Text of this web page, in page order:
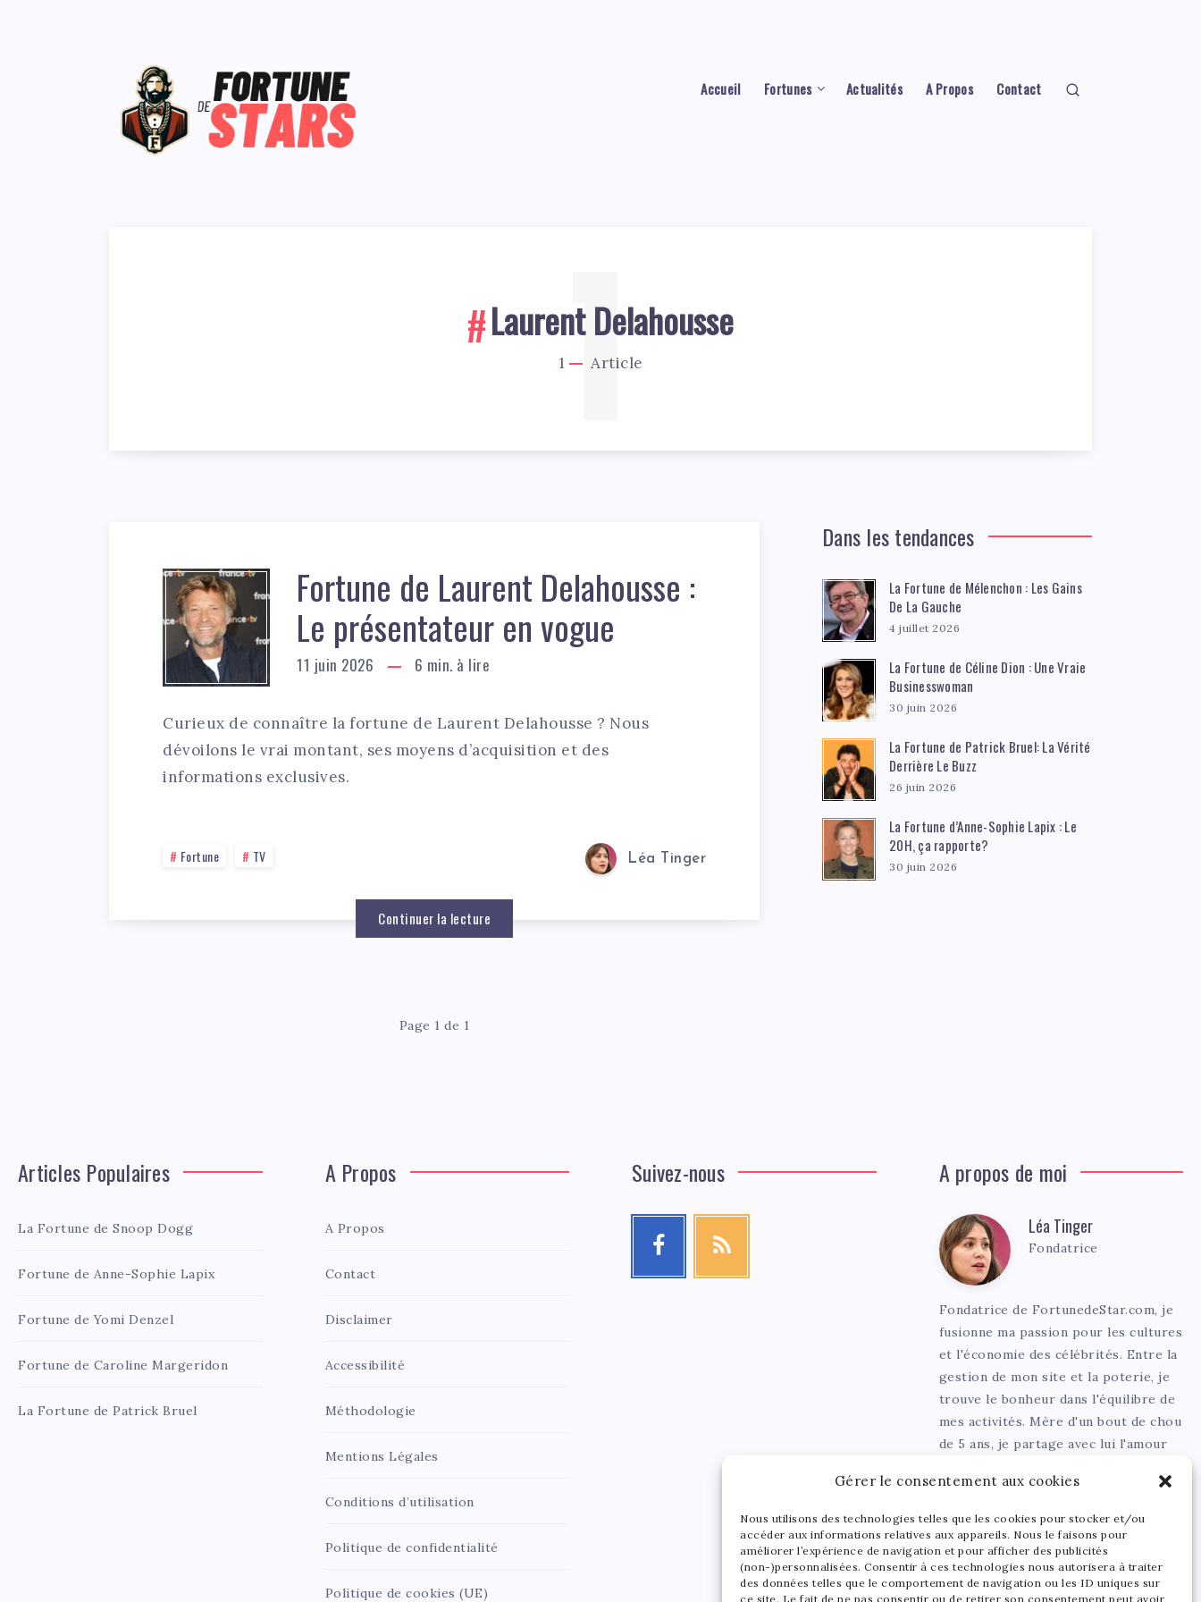
Gérer le consentement aux cookies
Nous utilisons des technologies telles que les cookies pour stocker et/ou
accéder aux informations relatives aux appareils. Nous le faisons pour
améliorer l’expérience de navigation et pour afficher des publicités
(non-)personnalisées. Consentir à ces technologies nous autorisera à traiter
des données telles que le comportement de navigation ou les ID uniques sur
ce site. Le fait de ne pas consentir ou de retirer son consentement peut avoir
Accueil Fortunes Actualités A Propos Contact
Laurent Delahousse
1 Article
1
Fortune de Laurent Delahousse :
Le présentateur en vogue
11 juin 2026 6 min. à lire
Curieux de connaître la fortune de Laurent Delahousse ? Nous
dévoilons le vrai montant, ses moyens d’acquisition et des
informations exclusives.
Fortune TV Léa Tinger
Continuer la lecture
Page 1 de 1
Dans les tendances
La Fortune de Mélenchon : Les Gains
De La Gauche
4 juillet 2026
La Fortune de Céline Dion : Une Vraie
Businesswoman
30 juin 2026
La Fortune de Patrick Bruel: La Vérité
Derrière Le Buzz
26 juin 2026
La Fortune d’Anne-Sophie Lapix : Le
20H, ça rapporte?
30 juin 2026
Articles Populaires
La Fortune de Snoop Dogg
Fortune de Anne-Sophie Lapix
Fortune de Yomi Denzel
Fortune de Caroline Margeridon
La Fortune de Patrick Bruel
A Propos
A Propos
Contact
Disclaimer
Accessibilité
Méthodologie
Mentions Légales
Conditions d’utilisation
Politique de confidentialité
Politique de cookies (UE)
Suivez-nous A propos de moi
Léa
Tinger
Léa Tinger
Fondatrice
Fondatrice de FortunedeStar.com, je
fusionne ma passion pour les cultures
et l'économie des célébrités. Entre la
gestion de mon site et la poterie, je
trouve le bonheur dans l'équilibre de
mes activités. Mère d'un bout de chou
de 5 ans, je partage avec lui l'amour